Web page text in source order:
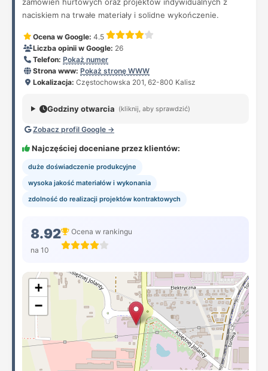
naciskiem na trwałe materiały i solidne wykończenie.
Ocena w Google: 4.5
Liczba opinii w Google: 26
Telefon: Pokaż numer
Strona www: Pokaż stronę WWW
Lokalizacja: Częstochowska 201, 62-800 Kalisz
Godziny otwarcia (kliknij, aby sprawdzić)
Zobacz profil Google →
Najczęściej doceniane przez klientów:
duże doświadczenie produkcyjne
wysoka jakość materiałów i wykonania
zdolność do realizacji projektów kontraktowych
8.92
na 10
Ocena w rankingu
+
−